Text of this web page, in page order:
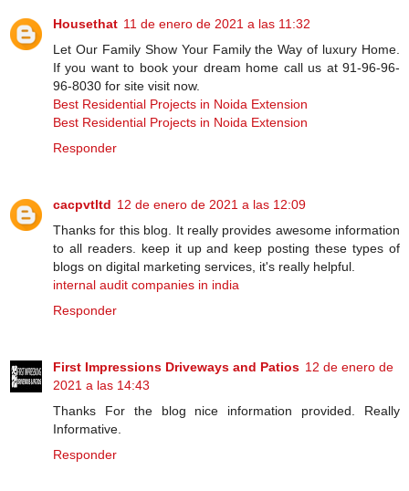
Housethat 11 de enero de 2021 a las 11:32
Let Our Family Show Your Family the Way of luxury Home.
If you want to book your dream home call us at 91-96-96-
96-8030 for site visit now.
Best Residential Projects in Noida Extension
Best Residential Projects in Noida Extension
Responder
cacpvtltd 12 de enero de 2021 a las 12:09
Thanks for this blog. It really provides awesome information
to all readers. keep it up and keep posting these types of
blogs on digital marketing services, it's really helpful.
internal audit companies in india
Responder
First Impressions Driveways and Patios 12 de enero de
2021 a las 14:43
Thanks For the blog nice information provided. Really
Informative.
Responder